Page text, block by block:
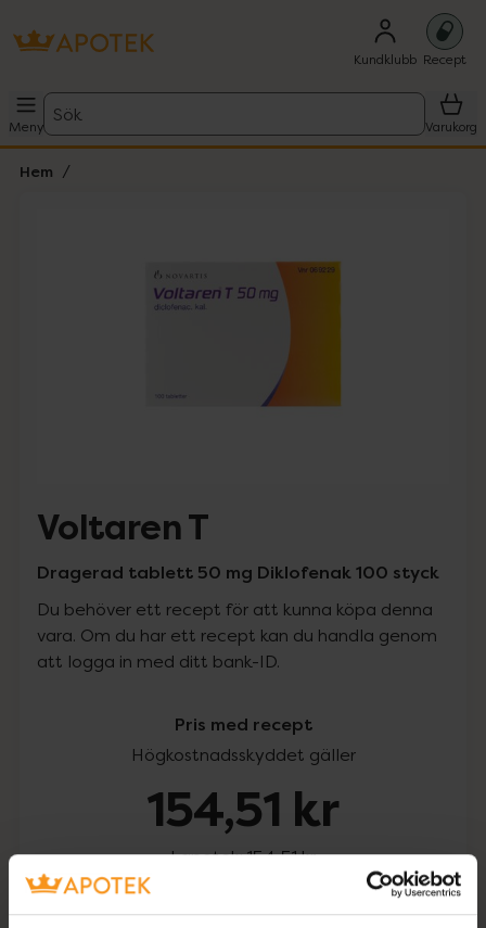
Kundklubb Recept
Meny
Sök
Varukorg
Hem
Voltaren T
Dragerad tablett 50 mg Diklofenak 100 styck
Du behöver ett recept för att kunna köpa denna
vara. Om du har ett recept kan du handla genom
att logga in med ditt bank-ID.
Pris med recept
Högkostnadsskyddet gäller
154,51 kr
I apotek:154,51 kr
Köp via ditt recept